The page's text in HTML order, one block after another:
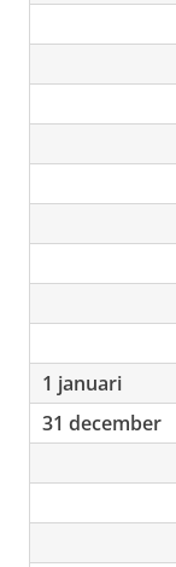
1 januari
31 december